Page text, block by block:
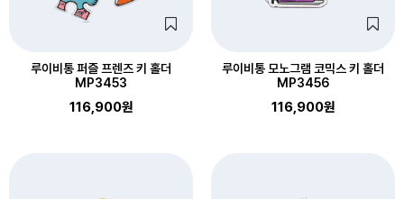
루이비통 퍼즐 프렌즈 키 홀더
MP3453
116,900원
루이비통 모노그램 코믹스 키 홀더
MP3456
116,900원